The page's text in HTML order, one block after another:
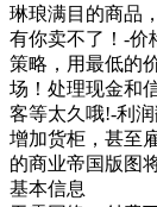
琳琅满目的商品
有你卖不了！-价
策略，用最低的
场！处理现金和
客等太久哦!-利
增加货柜，甚至
的商业帝国版图
基本信息